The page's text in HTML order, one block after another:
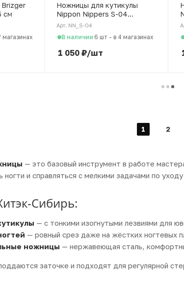
см
магазинах
Ножницы для кутикулы
Nippon Nippers S-04
японская сталь, 99 мм
Арт. NN_S-04
В наличии 6 шт - в 4 магазинах
1 050₽/шт
1 2
— это базовый инструмент в работе
ногти и справляться с мелкими задачами по
Сибирь:
— с тонкими изогнутыми лезвиями для
— ровный срез даже на жёстких ногтевых
ножницы — нержавеющая сталь,
заточке и подходят для регулярной